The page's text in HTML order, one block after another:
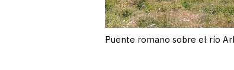
Puente romano sobre el río